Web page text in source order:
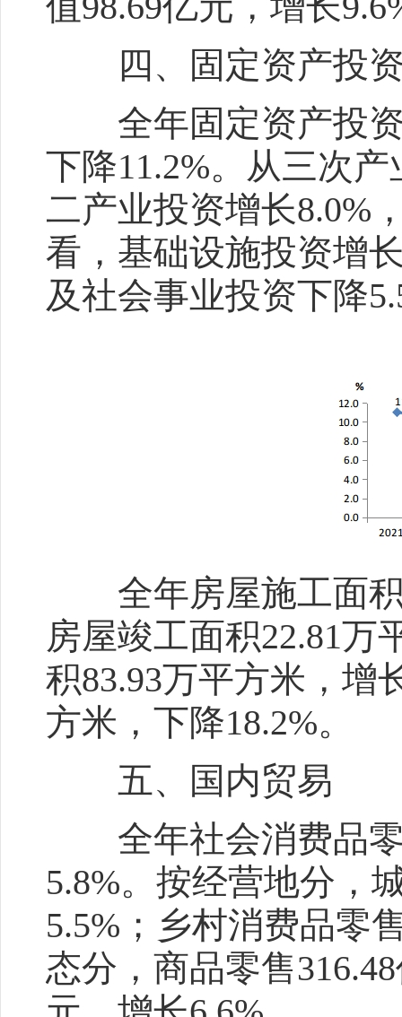
四、固定资产投
全年固定资产投资
下降11.2%。从三次
二产业投资增长8.0%
看，基础设施投资增
及社会事业投资下降
全年房屋施工面积
房屋竣工面积22.81万
积83.93万平方米，增
方米，下降18.2%。
五、国内贸易
全年社会消费品零
5.8%。按经营地分，
5.5%；乡村消费品零
态分，商品零售